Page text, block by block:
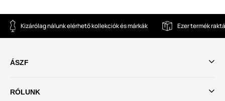
Kizárólag nálunk elérhető kollekciók és márkák Ezer termék
ÁSZF
RÓLUNK